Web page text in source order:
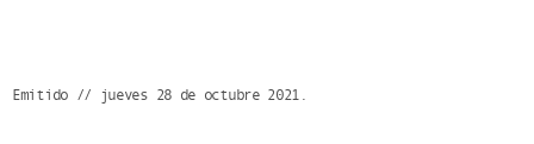
Emitido // jueves 28 de octubre 2021.